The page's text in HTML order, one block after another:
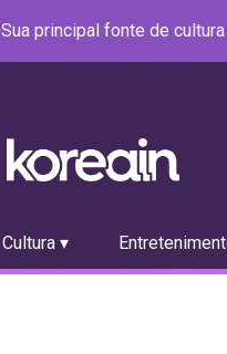
Sua principal fonte de
Cultura ▾